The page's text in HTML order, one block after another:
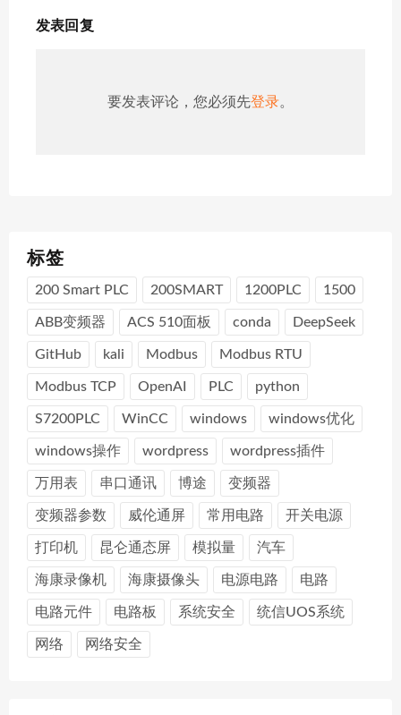
发表回复
要发表评论，您必须先登录。
标签
200 Smart PLC 200SMART 1200PLC 1500
ABB变频器 ACS 510面板 conda DeepSeek
GitHub kali Modbus Modbus RTU
Modbus TCP OpenAI PLC python
S7200PLC WinCC windows windows优化
windows操作 wordpress wordpress插件
万用表 串口通讯 博途 变频器
变频器参数 威伦通屏 常用电路 开关电源
打印机 昆仑通态屏 模拟量 汽车
海康录像机 海康摄像头 电源电路 电路
电路元件 电路板 系统安全 统信UOS系统
网络 网络安全